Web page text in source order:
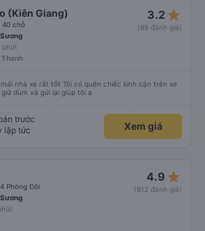
(Kiên Giang)
40 chỗ
3.2 star_rate
(89 đánh giá)
phút
Thanh
có quên chiếc kính cận trên xe
dùm và gửi lại giúp tôi ạ
trước
lập tức
Xem giá
Phòng Đôi
4.9 star_rate
(812 đánh giá)